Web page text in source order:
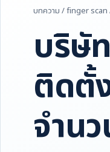
บทความ /finger scan
บริษั
ติดตั้
จำน